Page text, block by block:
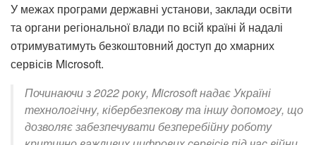
У межах програми державні установи, заклади освіти
та органи регіональної влади по всій країні й надалі
отримуватимуть безкоштовний доступ до хмарних
сервісів Microsoft.
Починаючи з 2022 року, Microsoft надає Україні
технологічну, кібербезпекову та іншу допомогу, що
дозволяє забезпечувати безперебійну роботу